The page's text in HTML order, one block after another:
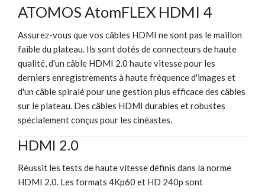
ATOMOS AtomFLEX HDMI 4
Assurez-vous que vos câbles HDMI ne sont pas le maillon
faible du plateau. Ils sont dotés de connecteurs de haute
qualité, d'un câble HDMI 2.0 haute vitesse pour les
derniers enregistrements à haute fréquence d'images et
d'un câble spiralé pour une gestion plus efficace des câbles
sur le plateau. Des câbles HDMI durables et robustes
spécialement conçus pour les cinéastes.
HDMI 2.0
Réussit les tests de haute vitesse définis dans la norme
HDMI 2.0. Les formats 4Kp60 et HD 240p sont